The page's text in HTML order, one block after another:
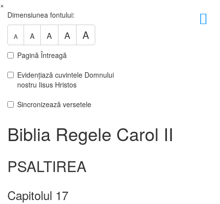
×
Dimensiunea fontului:
A A A A A
Pagină Întreagă
Evidențiază cuvintele Domnului
nostru Iisus Hristos
Sincronizează versetele
Biblia Regele Carol II
PSALTIREA
Capitolul 17